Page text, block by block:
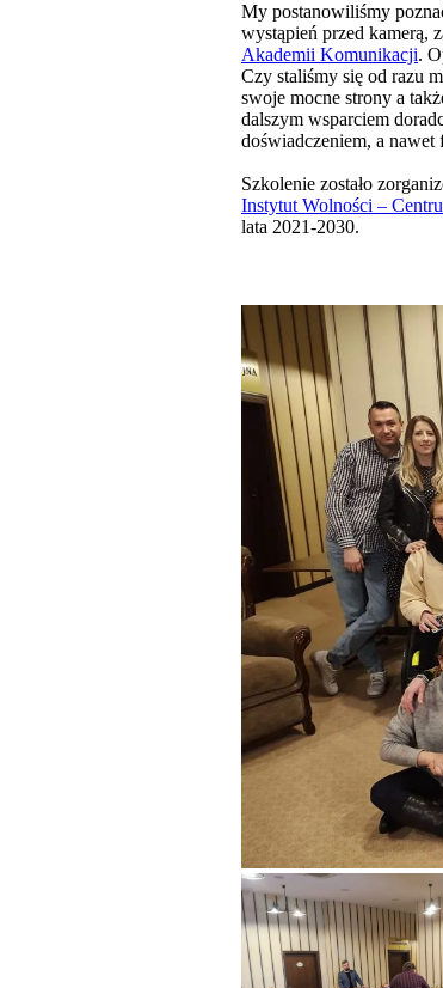
My postanowiliśmy
wystąpień przed kamerą,
Akademii Komunikacji.
Czy staliśmy się od razu
swoje mocne strony a
dalszym wsparciem
doświadczeniem, a nawet
Szkolenie zostało
Instytut Wolności –
lata 2021-2030.